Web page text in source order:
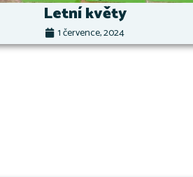
Letní květy
1 července, 2024